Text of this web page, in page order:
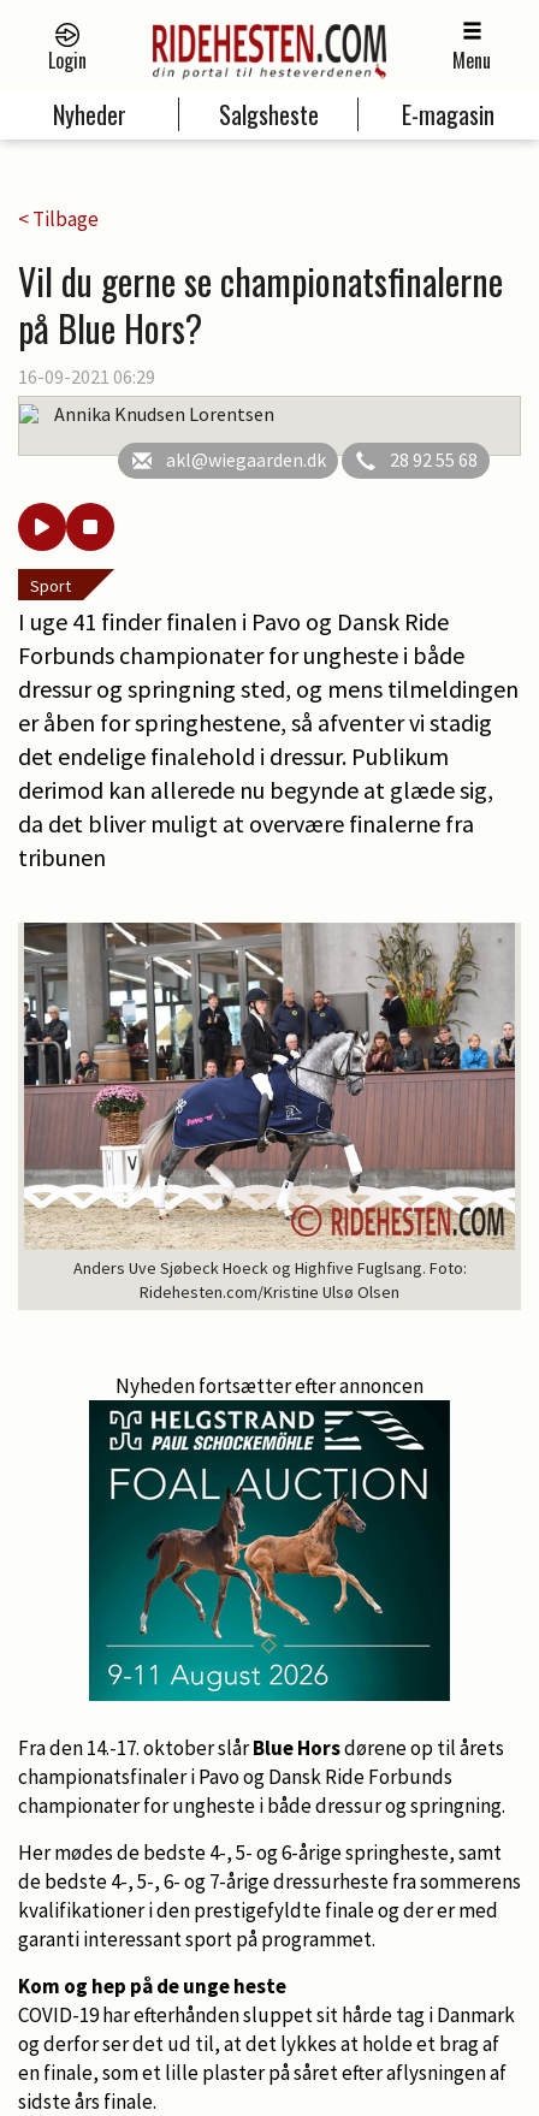
Login Menu
Nyheder Salgsheste E-magasin
< Tilbage
Vil du gerne se championatsfinalerne
på Blue Hors?
16-09-2021 06:29
Annika Knudsen Lorentsen
akl@wiegaarden.dk
28 92 55 68
Sport
I uge 41 finder finalen i Pavo og Dansk Ride
Forbunds championater for ungheste i både
dressur og springning sted, og mens tilmeldingen
er åben for springhestene, så afventer vi stadig
det endelige finalehold i dressur. Publikum
derimod kan allerede nu begynde at glæde sig,
da det bliver muligt at overvære finalerne fra
tribunen
Anders Uve Sjøbeck Hoeck og Highfive Fuglsang. Foto:
Ridehesten.com/Kristine Ulsø Olsen
Nyheden fortsætter efter annoncen
Fra den 14.-17. oktober slårBlue Horsdørene op til årets
championatsfinaler i Pavo og Dansk Ride Forbunds
championater for ungheste i både dressur og springning.
Her mødes de bedste 4-, 5- og 6-årige springheste, samt
de bedste 4-, 5-, 6- og 7-årige dressurheste fra sommerens
kvalifikationer i den prestigefyldte finale og der er med
garanti interessant sport på programmet.
Kom og hep på de unge heste
COVID-19 har efterhånden sluppet sit hårde tag i Danmark
og derfor ser det ud til, at det lykkes at holde et brag af
en finale, som et lille plaster på såret efter aflysningen af
sidste års finale.